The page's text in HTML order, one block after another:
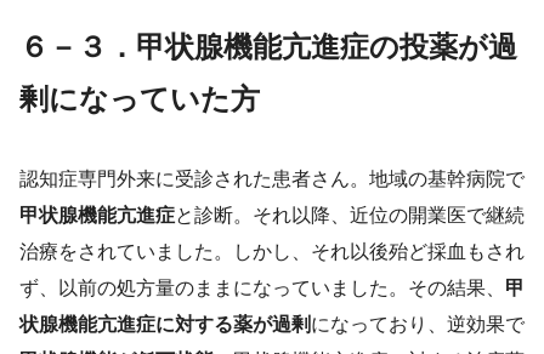
６－３．甲状腺機能亢進症の投薬が過
剰になっていた方
認知症専門外来に受診された患者さん。地域の基幹病院で
甲状腺機能亢進症と診断。それ以降、近位の開業医で継続
治療をされていました。しかし、それ以後殆ど採血もされ
ず、以前の処方量のままになっていました。その結果、 甲
状腺機能亢進症に対する薬が過剰 になっており、逆効果で